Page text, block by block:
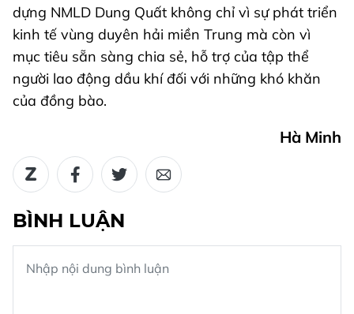
dựng NMLD Dung Quất không chỉ vì sự phát triển
kinh tế vùng duyên hải miền Trung mà còn vì
mục tiêu sẵn sàng chia sẻ, hỗ trợ của tập thể
người lao động dầu khí đối với những khó khăn
của đồng bào.
Hà Minh
BÌNH LUẬN